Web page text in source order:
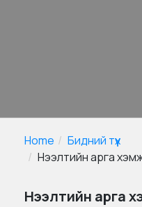
Home
Бидний түүх
Нээлтийн арга
Нээлтийн арга